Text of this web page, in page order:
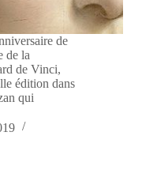
de
de la
de Vinci,
édition dans
qui